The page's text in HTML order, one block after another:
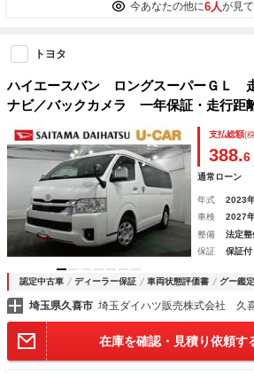
今あなたの他に6人が見
トヨタ
ハイエースバン ロングスーパーＧＬ
ナビ／バックカメラ 一年保証・走行距
ビ Ｂｌｕｅｔｏｏｔｈ バックカメ
ＥＴＣ オートライト ＬＥＤヘッドライ
支払総額(
388.6
通常ローン
年式 2023
車検
2027
整備
法定整
保証
保証
認定中古車 ディーラー保証 車両状態評価書 グー鑑定
埼玉県久喜市 埼玉ダイハツ販売株式会社 久
在庫を確認・見積り依頼す